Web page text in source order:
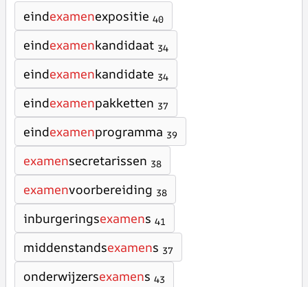
eindexamenexpositie 40
eindexamenkandidaat 34
eindexamenkandidate 34
eindexamenpakketten 37
eindexamenprogramma 39
examensecretarissen 38
examenvoorbereiding 38
inburgeringsexamens 41
middenstandsexamens 37
onderwijzersexamens 43